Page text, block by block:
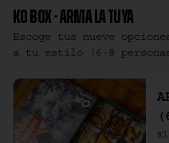
KO BOX - ARMA LA TUYA
Escoge tus nueve
a tu estilo (6-8